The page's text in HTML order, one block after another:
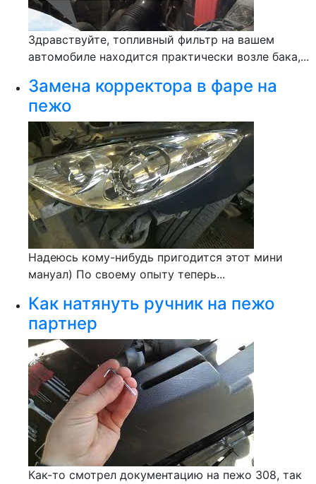
Здравствуйте, топливный фильтр на вашем
автомобиле находится практически возле бака,...
Замена корректора в фаре на
пежо
Надеюсь кому-нибудь пригодится этот мини
мануал) По своему опыту теперь...
Как натянуть ручник на пежо
партнер
Как-то смотрел документацию на пежо 308, так